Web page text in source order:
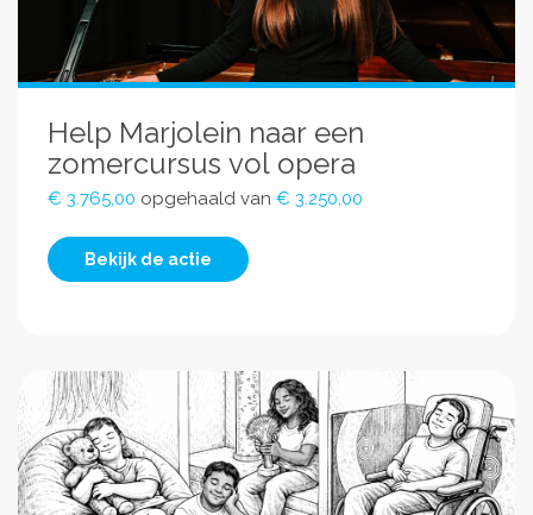
Help Marjolein naar een
zomercursus vol opera
€ 3.765,00 opgehaald van € 3.250,00
Bekijk de actie